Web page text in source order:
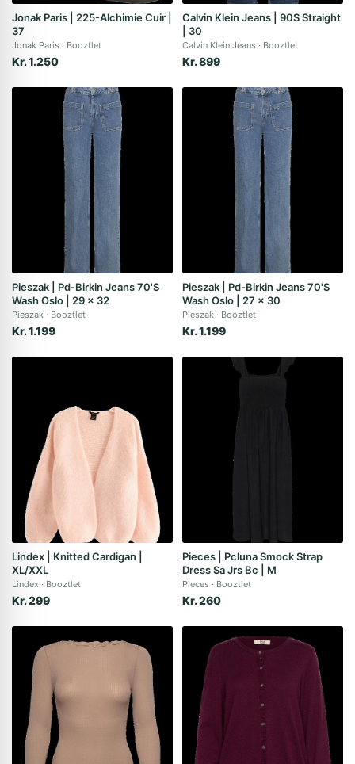
Jonak Paris | 225-Alchimie Cuir |
37
Jonak Paris Booztlet
Kr. 1.250
Calvin Klein Jeans | 90S Straight
| 30
Calvin Klein Jeans Booztlet
Kr. 899
Pieszak | Pd-Birkin Jeans 70'S
Wash Oslo | 29 x 32
Pieszak Booztlet
Kr. 1.199
Pieszak | Pd-Birkin Jeans 70'S
Wash Oslo | 27 x 30
Pieszak Booztlet
Kr. 1.199
Lindex | Knitted Cardigan |
XL/XXL
Lindex Booztlet
Kr. 299
Pieces | Pcluna Smock Strap
Dress Sa Jrs Bc | M
Pieces Booztlet
Kr. 260